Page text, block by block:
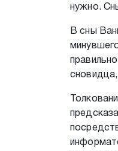
нужно.
В сны
сновидца,